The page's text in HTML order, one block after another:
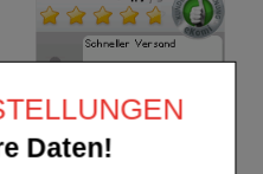
Daten!